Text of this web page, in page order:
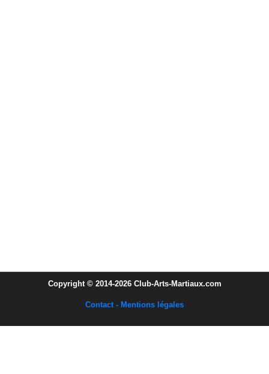
Copyright © 2014-2026 Club-Arts-Martiaux.com
Contact - Mentions légales